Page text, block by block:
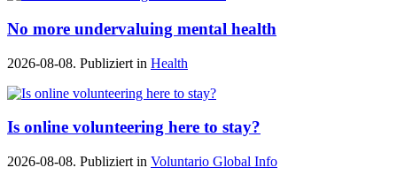
No more undervaluing mental health
2026-08-08. Publiziert in Health
Is online volunteering here to stay?
2026-08-08. Publiziert in Voluntario Global Info